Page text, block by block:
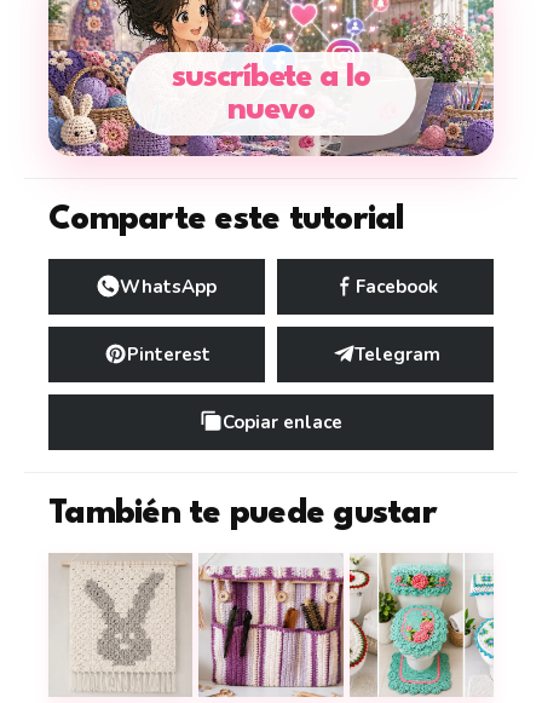
suscríbete a lo
nuevo
Comparte este tutorial
WhatsApp Facebook
Pinterest Telegram
Copiar enlace
También te puede gustar
Cómo tejer un cuadro en técnica C2C a crochet
Una organizadora tejida a
10 juegos y piezas